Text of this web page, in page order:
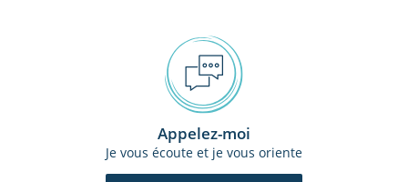
Appelez-moi
Je vous écoute et je vous oriente